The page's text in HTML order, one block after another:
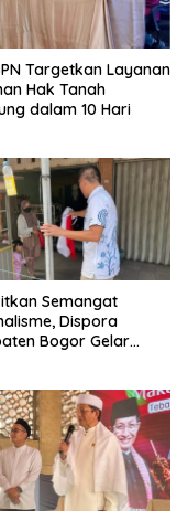
Targetkan Layanan
Hak Tanah
dalam 10 Hari
Semangat
Dispora
Bogor Gelar